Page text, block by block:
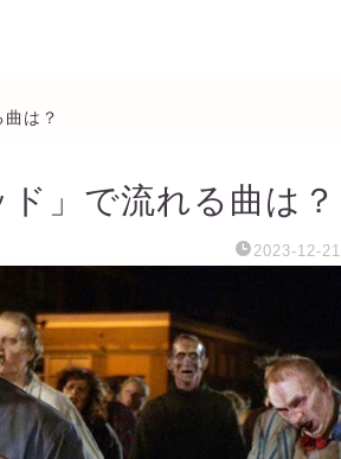
は？
」で流れる曲は？
2023-12-21